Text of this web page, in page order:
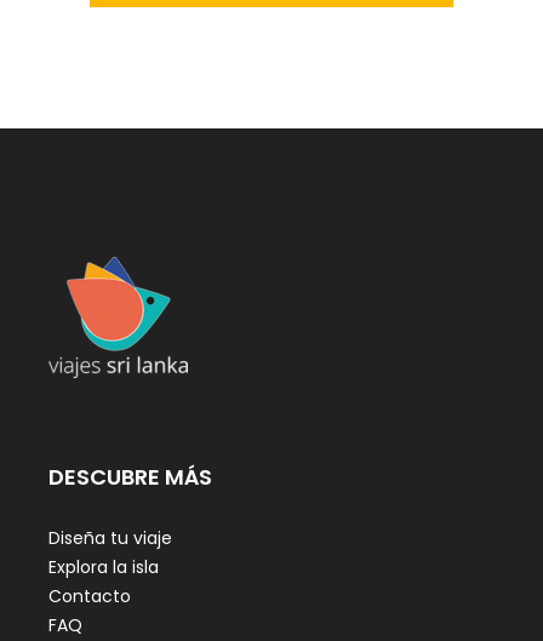
DESCUBRE MÁS
Diseña tu viaje
Explora la isla
Contacto
FAQ